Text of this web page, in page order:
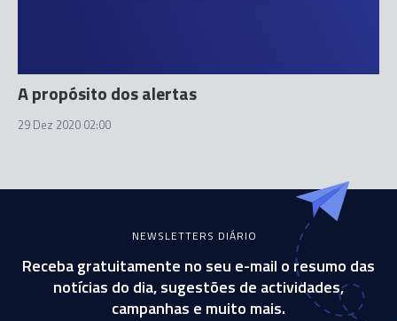
A propósito dos alertas
29 Dez 2020 02:00
NEWSLETTERS DIÁRIO
Receba gratuitamente no seu e-mail o resumo das
notícias do dia, sugestões de actividades,
campanhas e muito mais.